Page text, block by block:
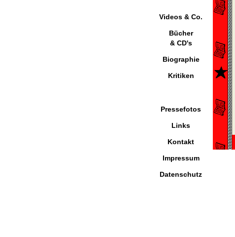
Videos & Co.
Bücher
& CD's
Biographie
Kritiken
Pressefotos
Links
Kontakt
Impressum
Datenschutz